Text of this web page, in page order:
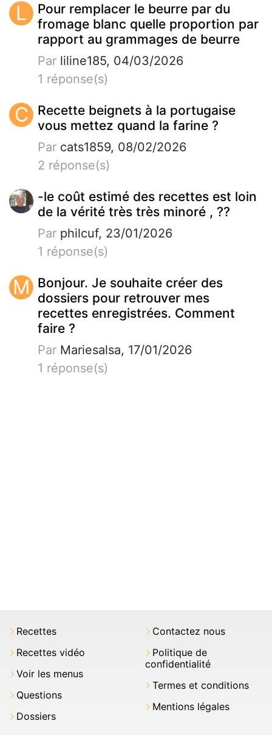
L
Pour remplacer le beurre par du
fromage blanc quelle proportion par
rapport au grammages de beurre
Par liline185, 04/03/2026
1 réponse(s)
C
Recette beignets à la portugaise
vous mettez quand la farine ?
Par cats1859, 08/02/2026
2 réponse(s)
-le coût estimé des recettes est loin
de la vérité très très minoré , ??
Par philcuf, 23/01/2026
1 réponse(s)
M Bonjour. Je souhaite créer des
dossiers pour retrouver mes
recettes enregistrées. Comment
faire ?
Par Mariesalsa, 17/01/2026
1 réponse(s)
Recettes
Recettes vidéo
Voir les menus
Questions
Dossiers
Contactez nous
Politique de
confidentialité
Termes et conditions
Mentions légales